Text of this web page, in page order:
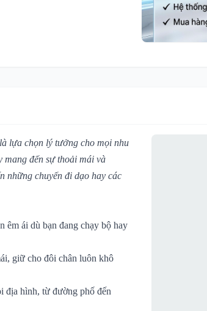
lựa chọn lý tưởng cho mọi nhu
mang đến sự thoải mái và
những chuyến đi dạo hay các
êm ái dù bạn đang chạy bộ hay
giữ cho đôi chân luôn khô
địa hình, từ đường phố đến